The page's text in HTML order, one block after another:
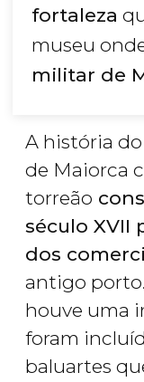
fortaleza
museu
militar de
A história do
de Maiorca
torreão
século XVII
dos
antigo
houve uma
foram
baluartes